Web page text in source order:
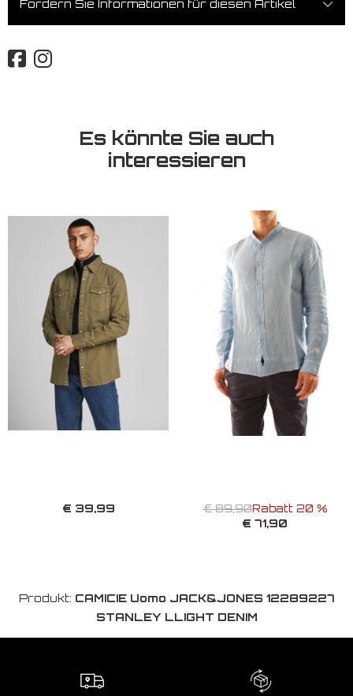
Fordern Sie Informationen für diesen Artikel
Es könnte Sie auch
interessieren
€ 39,99 € 89,90Rabatt 20 %
€ 71,90
Produkt: CAMICIE Uomo JACK&JONES 12289227
STANLEY LLIGHT DENIM